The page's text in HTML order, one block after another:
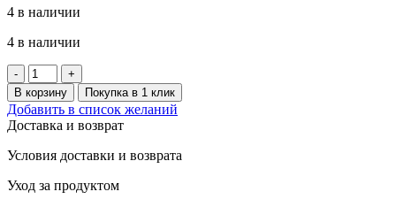
4 в наличии
4 в наличии
Количество
товара
GULLRISMOTT
Мешок
для
хранения
продуктов,9л,2шт.
В корзину Покупка в 1 клик
Добавить в список желаний
Доставка и возврат
Условия доставки и возврата
Уход за продуктом